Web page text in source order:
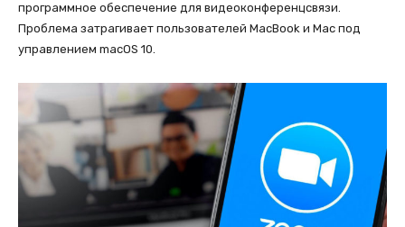
программное обеспечение для видеоконференцсвязи.
Проблема затрагивает пользователей MacBook и Mac под
управлением macOS 10.